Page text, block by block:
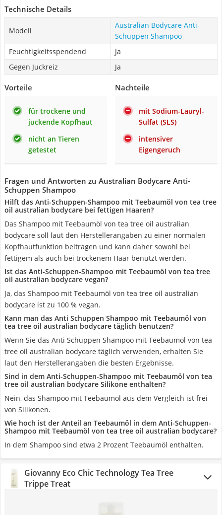
Technische Details
Modell
Australian Bodycare Anti-
Schuppen Shampoo
Feuchtigkeitsspendend
Ja
Gegen Juckreiz
Ja
Vorteile
für trockene und
juckende Kopfhaut
nicht an Tieren
getestet
Nachteile
mit Sodium-Lauryl-
Sulfat (SLS)
intensiver
Eigengeruch
Fragen und Antworten zu Australian Bodycare Anti-
Schuppen Shampoo
Hilft das Anti-Schuppen-Shampoo mit Teebaumöl von tea tree
oil australian bodycare bei fettigen Haaren?
Das Shampoo mit Teebaumöl von tea tree oil australian
bodycare soll laut den Herstellerangaben zu einer normalen
Kopfhautfunktion beitragen und kann daher sowohl bei
fettigem als auch bei trockenem Haar benutzt werden.
Ist das Anti-Schuppen-Shampoo mit Teebaumöl von tea tree
oil australian bodycare vegan?
Ja, das Shampoo mit Teebaumöl von tea tree oil australian
bodycare ist zu 100 % vegan.
Kann man das Anti Schuppen Shampoo mit Teebaumöl von
tea tree oil australian bodycare täglich benutzen?
Wenn Sie das Anti Schuppen Shampoo mit Teebaumöl von tea
tree oil australian bodycare täglich verwenden, erhalten Sie
laut den Herstellerangaben die besten Ergebnisse.
Sind in dem Anti-Schuppen-Shampoo mit Teebaumöl von tea
tree oil australian bodycare Silikone enthalten?
Nein, das Shampoo mit Teebaumöl aus dem Vergleich ist frei
von Silikonen.
Wie hoch ist der Anteil an Teebaumöl in dem Anti-Schuppen-
Shampoo mit Teebaumöl von tea tree oil australian bodycare?
In dem Shampoo sind etwa 2 Prozent Teebaumöl enthalten.
Giovanny Eco Chic Technology Tea Tree
Trippe Treat